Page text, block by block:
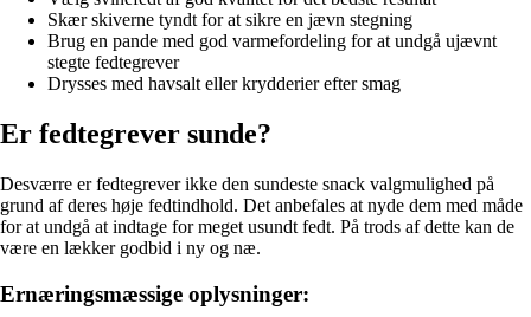
Skær skiverne tyndt for at sikre en jævn stegning
Brug en pande med god varmefordeling for at undgå ujævnt
stegte fedtegrever
Drysses med havsalt eller krydderier efter smag
Er fedtegrever sunde?
Desværre er fedtegrever ikke den sundeste snack valgmulighed på
grund af deres høje fedtindhold. Det anbefales at nyde dem med måde
for at undgå at indtage for meget usundt fedt. På trods af dette kan de
være en lækker godbid i ny og næ.
Ernæringsmæssige oplysninger: